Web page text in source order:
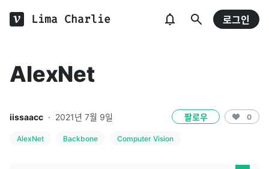
Lima Charlie 로그인
AlexNet
iissaacc · 2021년 7월 9일 팔로우 0
AlexNet Backbone Computer Vision